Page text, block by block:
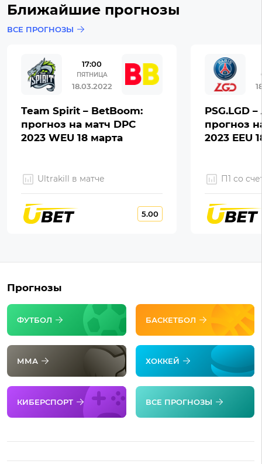
Ближайшие прогнозы
ВСЕ ПРОГНОЗЫ
17:00
ПЯТНИЦА
18.03.2022
Team Spirit – BetBoom:
прогноз на матч DPC
2023 WEU 18 марта
Ultrakill в матче
5.00
PSG.LGD
прогноз
2023 EEU
П1 со
Прогнозы
ФУТБОЛ БАСКЕТБОЛ
ММА ХОККЕЙ
КИБЕРСПОРТ ВСЕ ПРОГНОЗЫ